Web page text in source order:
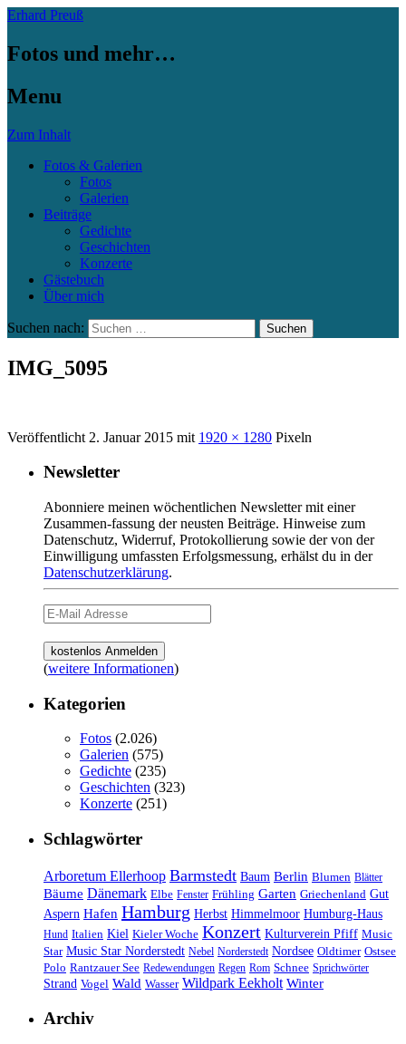
Erhard Preuß
Fotos und mehr…
Menu
Zum Inhalt
Fotos & Galerien
Fotos
Galerien
Beiträge
Gedichte
Geschichten
Konzerte
Gästebuch
Über mich
Suchen nach:
IMG_5095
Veröffentlicht 2. Januar 2015 mit 1920 × 1280 Pixeln
Newsletter
Abonniere meinen wöchentlichen Newsletter mit einer
Zusammen-fassung der neusten Beiträge. Hinweise zum
Datenschutz, Widerruf, Protokollierung sowie der von der
Einwilligung umfassten Erfolgsmessung, erhälst du in der
Datenschutzerklärung.
(weitere Informationen)
Kategorien
Fotos (2.026)
Galerien (575)
Gedichte (235)
Geschichten (323)
Konzerte (251)
Schlagwörter
Arboretum Ellerhoop Barmstedt Baum Berlin Blumen Blätter
Bäume Dänemark Elbe Fenster Frühling Garten Griechenland Gut
Aspern Hafen Hamburg Herbst Himmelmoor Humburg-Haus
Hund Italien Kiel Kieler Woche Konzert Kulturverein Pfiff Music
Star Music Star Norderstedt Nebel Norderstedt Nordsee Oldtimer Ostsee
Polo Rantzauer See Redewendungen Regen Rom Schnee Sprichwörter
Strand Vogel Wald Wasser Wildpark Eekholt Winter
Archiv